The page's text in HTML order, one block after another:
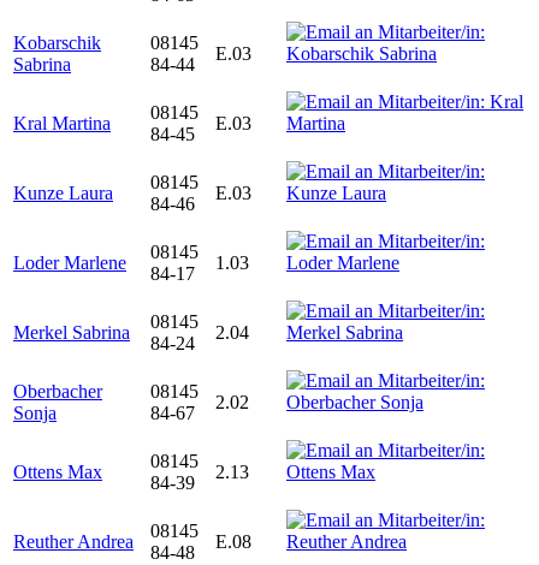
Kobarschik
Sabrina
08145
84-44
E.03
Kral Martina
08145
84-45
E.03
Kunze Laura
08145
84-46
E.03
Loder Marlene
08145
84-17
1.03
Merkel Sabrina
08145
84-24
2.04
Oberbacher
Sonja
08145
84-67
2.02
Ottens Max
08145
84-39
2.13
Reuther Andrea
08145
84-48
E.08